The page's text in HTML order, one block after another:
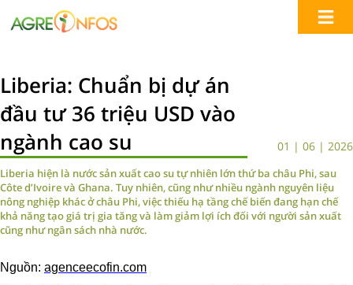
Liberia: Chuẩn bị dự án
đầu tư 36 triệu USD vào
ngành cao su
01 | 06 | 2026
Liberia hiện là nước sản xuất cao su tự nhiên lớn thứ ba châu Phi, sau
Côte d’Ivoire và Ghana. Tuy nhiên, cũng như nhiều ngành nguyên liệu
nông nghiệp khác ở châu Phi, việc thiếu hạ tầng chế biến đang hạn chế
khả năng tạo giá trị gia tăng và làm giảm lợi ích đối với người sản xuất
cũng như ngân sách nhà nước.
Nguồn: agenceecofin.com